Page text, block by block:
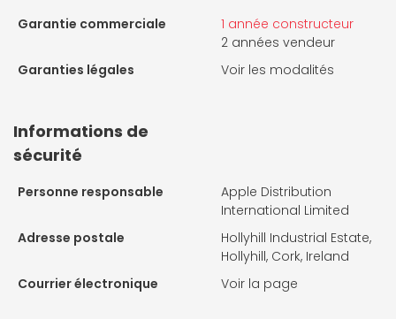
Garantie commerciale
1 année constructeur
2 années vendeur
Garanties légales
Voir les modalités
Informations de
sécurité
Personne responsable
Apple Distribution
International Limited
Adresse postale
Hollyhill Industrial Estate,
Hollyhill, Cork, Ireland
Courrier électronique
Voir la page